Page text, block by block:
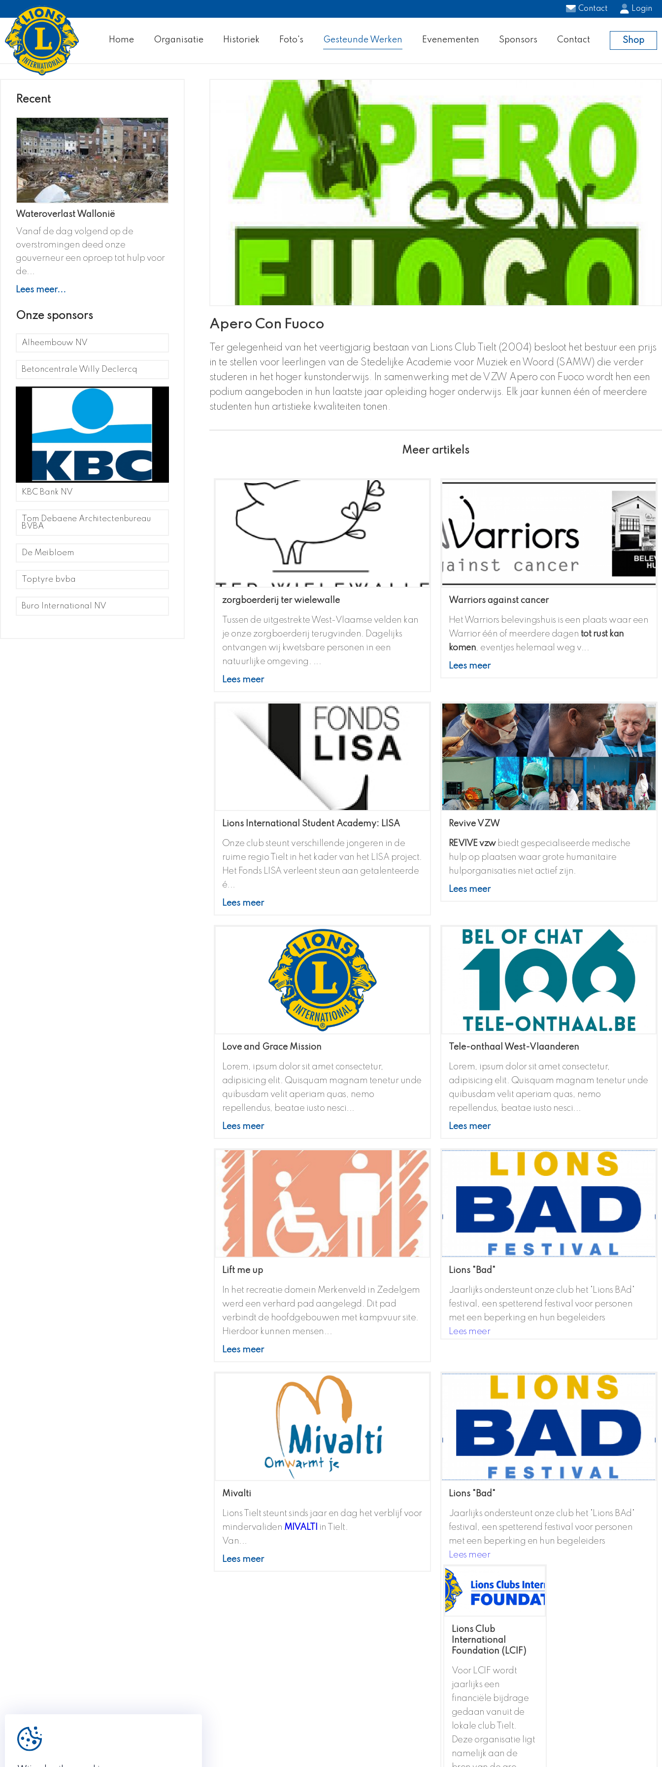
Contact Login
Home Organisatie Historiek Foto's Gesteunde Werken Evenementen Sponsors Contact Shop
Recent
Wateroverlast Wallonië
Vanaf de dag volgend op de
overstromingen deed onze
gouverneur een oproep tot hulp voor
de...
Lees meer...
Onze sponsors
Alheembouw NV
Betoncentrale Willy Declercq
KBC Bank NV
Tom Debaene Architectenbureau
BVBA
De Meibloem
Toptyre bvba
Buro International NV
Apero Con Fuoco
Ter gelegenheid van het veertigjarig bestaan van Lions Club Tielt (2004) besloot het bestuur een prijs
in te stellen voor leerlingen van de Stedelijke Academie voor Muziek en Woord (SAMW) die verder
studeren in het hoger kunstonderwijs. In samenwerking met de VZW Apero con Fuoco wordt hen een
podium aangeboden in hun laatste jaar opleiding hoger onderwijs. Elk jaar kunnen één of meerdere
studenten hun artistieke kwaliteiten tonen.
Meer artikels
zorgboerderij ter wielewalle
Tussen de uitgestrekte West-Vlaamse velden kan
je onze zorgboerderij terugvinden. Dagelijks
ontvangen wij kwetsbare personen in een
natuurlijke omgeving. ...
Lees meer
Warriors against cancer
Het Warriors belevingshuis is een plaats waar een
Warrior één of meerdere dagen tot rust kan
komen, eventjes helemaal weg v...
Lees meer
Lions International Student Academy: LISA
Onze club steunt verschillende jongeren in de
ruime regio Tielt in het kader van het LISA project.
Het Fonds LISA verleent steun aan getalenteerde
é...
Lees meer
Revive VZW
REVIVE vzwbiedt gespecialiseerde medische
hulp op plaatsen waar grote humanitaire
hulporganisaties niet actief zijn.
Lees meer
Love and Grace Mission
Lorem, ipsum dolor sit amet consectetur,
adipisicing elit. Quisquam magnam tenetur unde
quibusdam velit aperiam quas, nemo
repellendus, beatae iusto nesci...
Lees meer
Tele-onthaal West-Vlaanderen
Lorem, ipsum dolor sit amet consectetur,
adipisicing elit. Quisquam magnam tenetur unde
quibusdam velit aperiam quas, nemo
repellendus, beatae iusto nesci...
Lees meer
Lift me up
In het recreatie domein Merkenveld in Zedelgem
werd een verhard pad aangelegd. Dit pad
verbindt de hoofdgebouwen met kampvuur site.
Hierdoor kunnen mensen...
Lees meer
Lions "Bad"
Jaarlijks ondersteunt onze club het "Lions BAd"
festival, een spetterend festival voor personen
met een beperking en hun begeleiders
Lees meer
Mivalti
Lions Tielt steunt sinds jaar en dag het verblijf voor
mindervaliden MIVALTI
in Tielt.
Van...
Lees meer
Lions "Bad"
Jaarlijks ondersteunt onze club het "Lions BAd"
festival, een spetterend festival voor personen
met een beperking en hun begeleiders
Lees meer
Lions Club
International
Foundation (LCIF)
Voor LCIF wordt
jaarlijks een
financiële bijdrage
gedaan vanuit de
lokale club Tielt.
Deze organisatie ligt
namelijk aan de